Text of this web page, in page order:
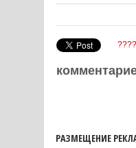
РАЗМЕЩЕНИЕ